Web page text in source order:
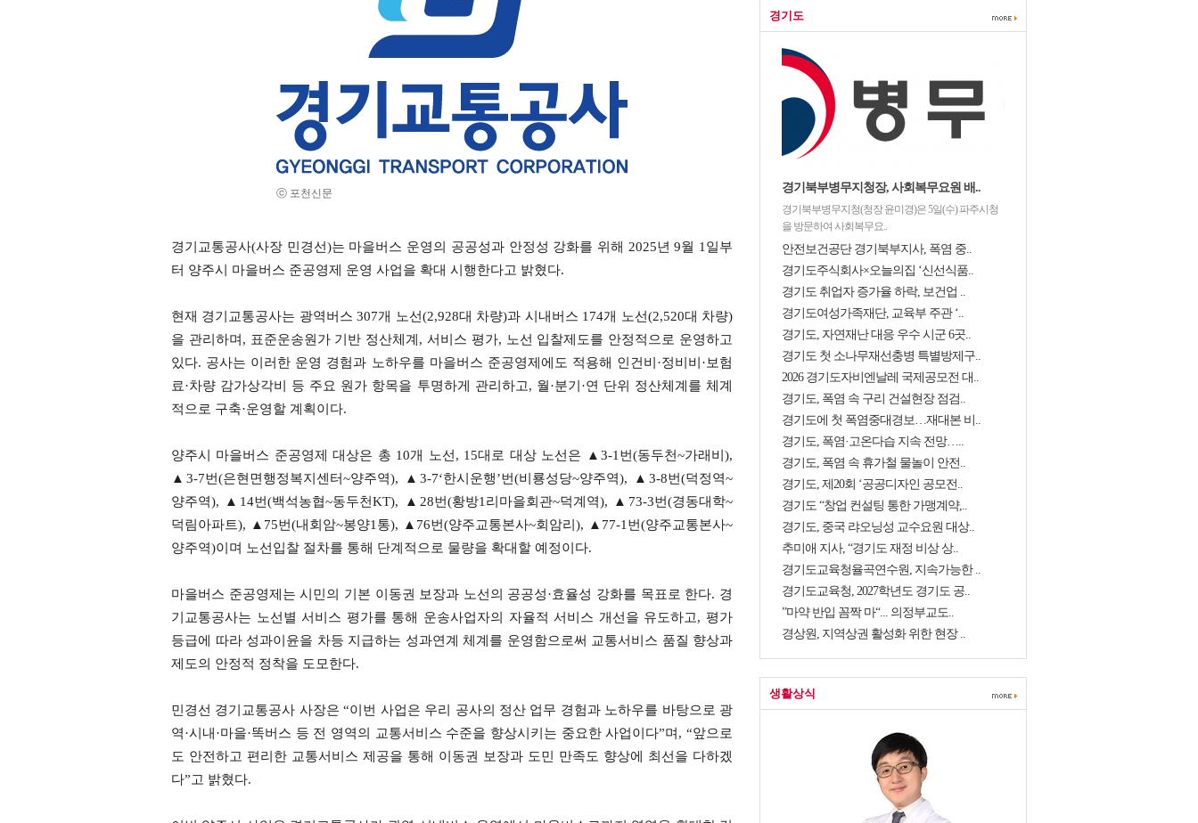
ⓒ 포천신문
경기교통공사(사장 민경선)는 마을버스 운영의 공공성과 안정성 강화를 위해 2025년 9월 1일부
터 양주시 마을버스 준공영제 운영 사업을 확대 시행한다고 밝혔다.
현재 경기교통공사는 광역버스 307개 노선(2,928대 차량)과 시내버스 174개 노선(2,520대 차량)
을 관리하며, 표준운송원가 기반 정산체계, 서비스 평가, 노선 입찰제도를 안정적으로 운영하고
있다. 공사는 이러한 운영 경험과 노하우를 마을버스 준공영제에도 적용해 인건비·정비비·보험
료·차량 감가상각비 등 주요 원가 항목을 투명하게 관리하고, 월·분기·연 단위 정산체계를 체계
적으로 구축·운영할 계획이다.
양주시 마을버스 준공영제 대상은 총 10개 노선, 15대로 대상 노선은 ▲3-1번(동두천~가래비),
▲3-7번(은현면행정복지센터~양주역), ▲3-7‘한시운행’번(비룡성당~양주역), ▲3-8번(덕정역~
양주역), ▲14번(백석농협~동두천KT), ▲28번(황방1리마을회관~덕계역), ▲73-3번(경동대학~
덕림아파트), ▲75번(내회암~봉양1통), ▲76번(양주교통본사~회암리), ▲77-1번(양주교통본사~
양주역)이며 노선입찰 절차를 통해 단계적으로 물량을 확대할 예정이다.
마을버스 준공영제는 시민의 기본 이동권 보장과 노선의 공공성·효율성 강화를 목표로 한다. 경
기교통공사는 노선별 서비스 평가를 통해 운송사업자의 자율적 서비스 개선을 유도하고, 평가
등급에 따라 성과이윤을 차등 지급하는 성과연계 체계를 운영함으로써 교통서비스 품질 향상과
제도의 안정적 정착을 도모한다.
민경선 경기교통공사 사장은 “이번 사업은 우리 공사의 정산 업무 경험과 노하우를 바탕으로 광
역·시내·마을·똑버스 등 전 영역의 교통서비스 수준을 향상시키는 중요한 사업이다”며, “앞으로
도 안전하고 편리한 교통서비스 제공을 통해 이동권 보장과 도민 만족도 향상에 최선을 다하겠
다”고 밝혔다.
경기도
경기북부병무지청장, 사회복무요원 배..
경기북부병무지청(청장 윤미경)은 5일(수) 파주시청
을 방문하여 사회복무요..
안전보건공단 경기북부지사, 폭염 중..
경기도주식회사×오늘의집 ‘신선식품..
경기도 취업자 증가율 하락, 보건업 ..
경기도여성가족재단, 교육부 주관 ‘..
경기도, 자연재난 대응 우수 시군 6곳..
경기도 첫 소나무재선충병 특별방제구..
2026 경기도자비엔날레 국제공모전 대..
경기도, 폭염 속 구리 건설현장 점검..
경기도에 첫 폭염중대경보…재대본 비..
경기도, 폭염·고온다습 지속 전망…..
경기도, 폭염 속 휴가철 물놀이 안전..
경기도, 제20회 ‘공공디자인 공모전..
경기도 “창업 컨설팅 통한 가맹계약,..
경기도, 중국 랴오닝성 교수요원 대상..
추미애 지사, “경기도 재정 비상 상..
경기도교육청율곡연수원, 지속가능한 ..
경기도교육청, 2027학년도 경기도 공..
”마약 반입 꼼짝 마“... 의정부교도..
경상원, 지역상권 활성화 위한 현장 ..
생활상식